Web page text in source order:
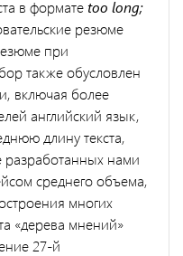
в форматеtoo long;
резюме
при
также обусловлен
включая более
английский язык,
длину текста,
разработанных нами
среднего объема,
многих
«дерева мнений»
27-й